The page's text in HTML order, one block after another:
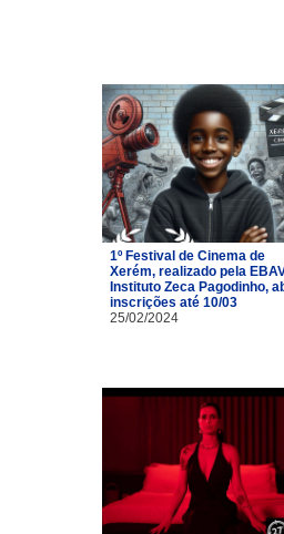
1º Festival de Cinema de
Xerém, realizado pela
Instituto Zeca Pagodinho,
inscrições até 10/03
25/02/2024